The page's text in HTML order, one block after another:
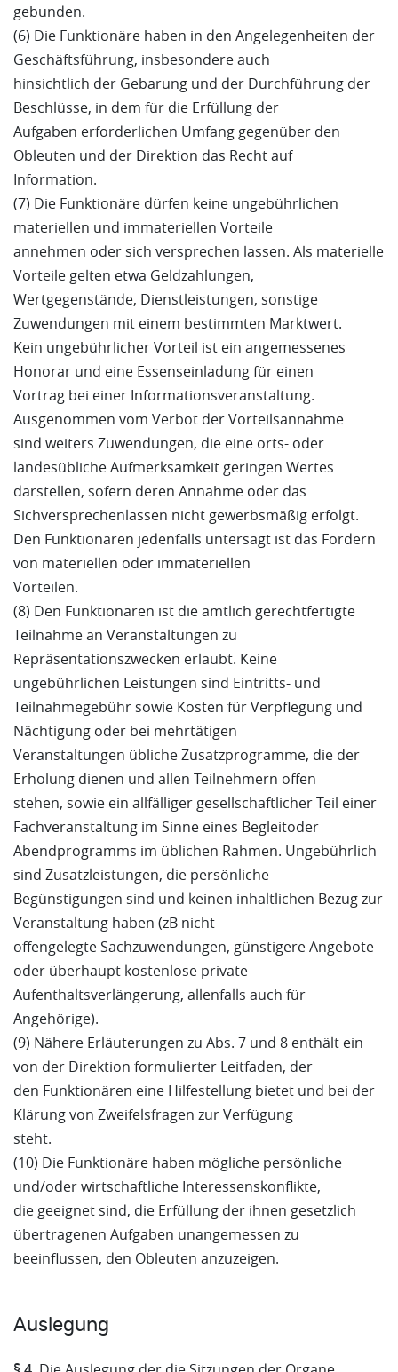
gebunden.
(6) Die Funktionäre haben in den Angelegenheiten der
Geschäftsführung, insbesondere auch
hinsichtlich der Gebarung und der Durchführung der
Beschlüsse, in dem für die Erfüllung der
Aufgaben erforderlichen Umfang gegenüber den
Obleuten und der Direktion das Recht auf
Information.
(7) Die Funktionäre dürfen keine ungebührlichen
materiellen und immateriellen Vorteile
annehmen oder sich versprechen lassen. Als materielle
Vorteile gelten etwa Geldzahlungen,
Wertgegenstände, Dienstleistungen, sonstige
Zuwendungen mit einem bestimmten Marktwert.
Kein ungebührlicher Vorteil ist ein angemessenes
Honorar und eine Essenseinladung für einen
Vortrag bei einer Informationsveranstaltung.
Ausgenommen vom Verbot der Vorteilsannahme
sind weiters Zuwendungen, die eine orts- oder
landesübliche Aufmerksamkeit geringen Wertes
darstellen, sofern deren Annahme oder das
Sichversprechenlassen nicht gewerbsmäßig erfolgt.
Den Funktionären jedenfalls untersagt ist das Fordern
von materiellen oder immateriellen
Vorteilen.
(8) Den Funktionären ist die amtlich gerechtfertigte
Teilnahme an Veranstaltungen zu
Repräsentationszwecken erlaubt. Keine
ungebührlichen Leistungen sind Eintritts- und
Teilnahmegebühr sowie Kosten für Verpflegung und
Nächtigung oder bei mehrtätigen
Veranstaltungen übliche Zusatzprogramme, die der
Erholung dienen und allen Teilnehmern offen
stehen, sowie ein allfälliger gesellschaftlicher Teil einer
Fachveranstaltung im Sinne eines Begleitoder
Abendprogramms im üblichen Rahmen. Ungebührlich
sind Zusatzleistungen, die persönliche
Begünstigungen sind und keinen inhaltlichen Bezug zur
Veranstaltung haben (zB nicht
offengelegte Sachzuwendungen, günstigere Angebote
oder überhaupt kostenlose private
Aufenthaltsverlängerung, allenfalls auch für
Angehörige).
(9) Nähere Erläuterungen zu Abs. 7 und 8 enthält ein
von der Direktion formulierter Leitfaden, der
den Funktionären eine Hilfestellung bietet und bei der
Klärung von Zweifelsfragen zur Verfügung
steht.
(10) Die Funktionäre haben mögliche persönliche
und/oder wirtschaftliche Interessenskonflikte,
die geeignet sind, die Erfüllung der ihnen gesetzlich
übertragenen Aufgaben unangemessen zu
beeinflussen, den Obleuten anzuzeigen.
Auslegung